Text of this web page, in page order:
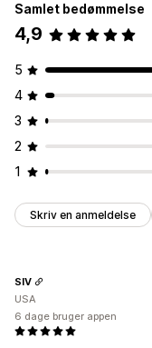
Samlet bedømmelse
4,9
5
4
3
2
1
Skriv en anmeldelse
SIV
USA
6 dage bruger appen